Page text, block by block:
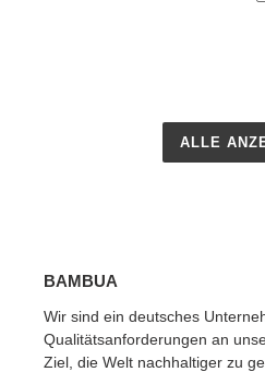
ALLE
BAMBUA
Wir sind ein deutsches
Qualitätsanforderungen an
Ziel, die Welt nachhaltiger zu